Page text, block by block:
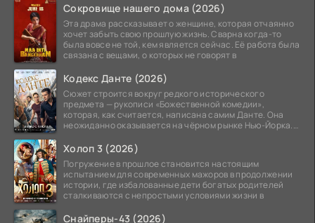
Сокровище нашего дома (2026)
Эта драма рассказывает о женщине, которая отчаянно
хочет забыть свою прошлую жизнь. Сварна когда-то
была вовсе не той, кем является сейчас. Её работа была
связана с вещами, о которых не говорят в
Кодекс Данте (2026)
Сюжет строится вокруг редкого исторического
предмета — рукописи «Божественной комедии»,
которая, как считается, написана самим Данте. Она
неожиданно оказывается на чёрном рынке Нью-Йорка.
Холоп 3 (2026)
Погружение в прошлое становится настоящим
испытанием для современных мажоров в продолжении
истории, где избалованные дети богатых родителей
сталкиваются с непростыми условиями жизни в
Снайперы-43 (2026)